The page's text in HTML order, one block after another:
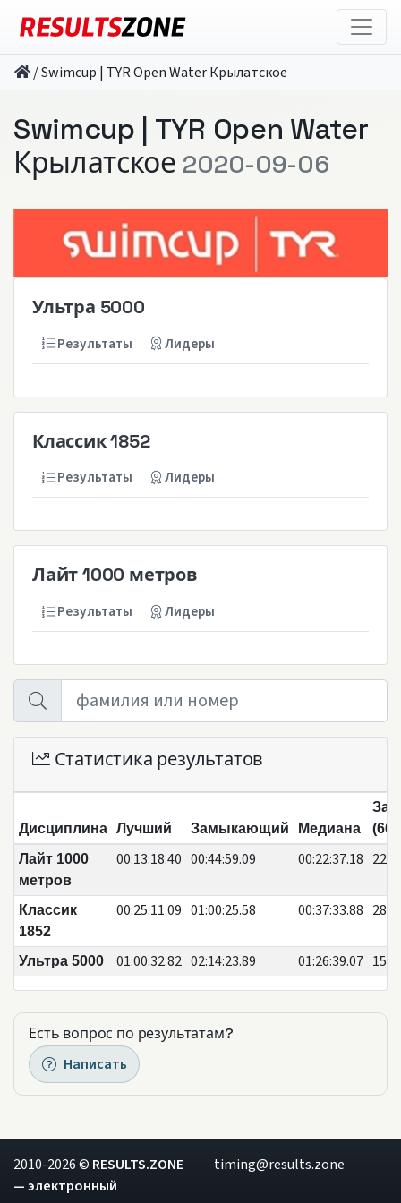
/Swimcup | TYR Open Water Крылатское
Swimcup | TYR Open Water
Крылатское 2020-09-06
Ультра 5000
Результаты Лидеры
Классик 1852
Результаты Лидеры
Лайт 1000 метров
Результаты Лидеры
Статистика результатов
Дисциплина Лучший Замыкающий Медиана
Лайт 1000
метров
00:13:18.40 00:44:59.09 00:22:37.18 222
Классик
1852
00:25:11.09 01:00:25.58 00:37:33.88 289
Ультра 5000 01:00:32.82 02:14:23.89 01:26:39.07 152
Есть вопрос по результатам?
Написать
2010-2026 © RESULTS.ZONE
— электронный
timing@results.zone